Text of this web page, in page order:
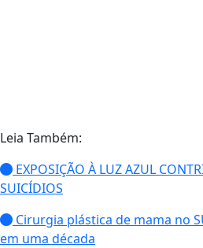
Leia Também:
EXPOSIÇÃO À LUZ AZUL
SUICÍDIOS
Cirurgia plástica de mama no
em uma década